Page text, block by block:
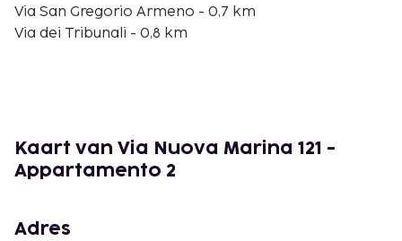
Via San Gregorio Armeno - 0,7 km
Via dei Tribunali - 0,8 km
Piazza San Domenico Maggiore - 1 km
Piazza Giuseppe Garibaldi - 1 km
Kaart van Via Nuova Marina 121 -
Appartamento 2
Adres